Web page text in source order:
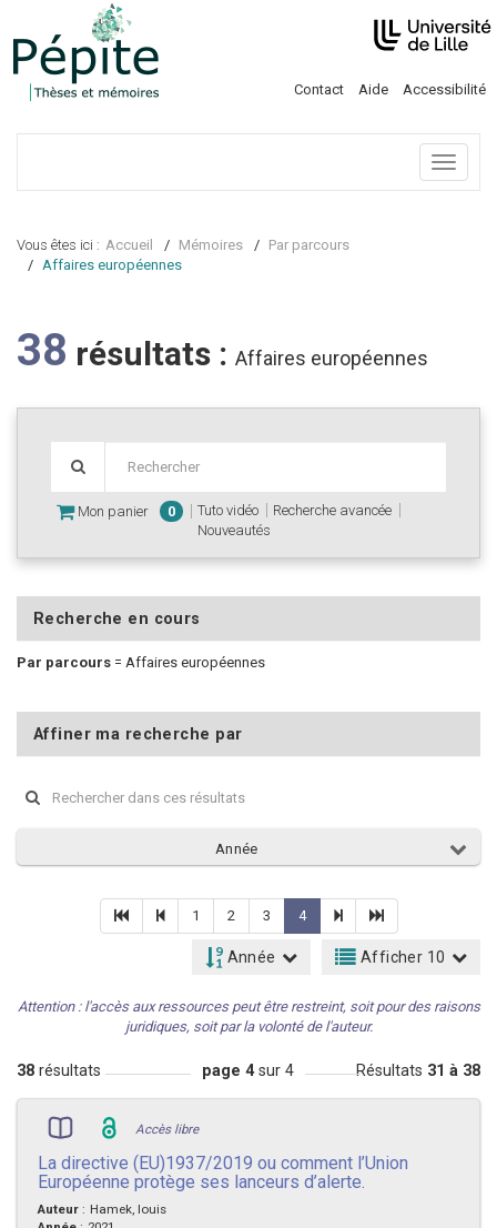
Contact Aide Accessibilité
Menu
Vous êtes ici : Accueil Mémoires
Par parcours
Affaires européennes
38 résultats : Affaires européennes
Mon panier 0 Tuto vidéo
Recherche avancée
Nouveautés
Recherche en cours
Par parcours = Affaires européennes
Affiner ma recherche par
Année
1 2 3 4
Année Afficher 10
Attention : l'accès aux ressources peut être restreint, soit pour des raisons
juridiques, soit par la volonté de l'auteur.
38 résultats page 4sur 4 Résultats 31 à 38
Accès libre
La directive (EU)1937/2019 ou comment l’Union
Européenne protège ses lanceurs d’alerte.
Auteur : Hamek, louis